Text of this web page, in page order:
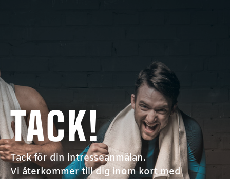
TACK!
Tack för din intresseanmälan.
Vi återkommer till dig inom kort med